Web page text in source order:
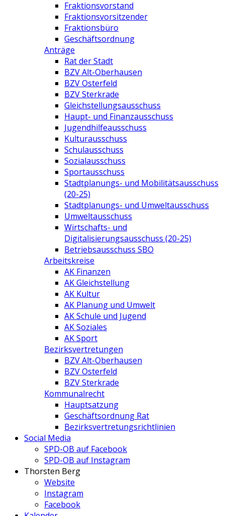
Fraktionsvorstand
Fraktionsvorsitzender
Fraktionsbüro
Geschäftsordnung
Anträge
Rat der Stadt
BZV Alt-Oberhausen
BZV Osterfeld
BZV Sterkrade
Gleichstellungsausschuss
Haupt- und Finanzausschuss
Jugendhilfeausschuss
Kulturausschuss
Schulausschuss
Sozialausschuss
Sportausschuss
Stadtplanungs- und Mobilitätsausschuss
(20-25)
Stadtplanungs- und Umweltausschuss
Umweltausschuss
Wirtschafts- und
Digitalisierungsausschuss (20-25)
Betriebsausschuss SBO
Arbeitskreise
AK Finanzen
AK Gleichstellung
AK Kultur
AK Planung und Umwelt
AK Schule und Jugend
AK Soziales
AK Sport
Bezirksvertretungen
BZV Alt-Oberhausen
BZV Osterfeld
BZV Sterkrade
Kommunalrecht
Hauptsatzung
Geschäftsordnung Rat
Bezirksvertretungs­richtlinien
Social Media
SPD-OB auf Facebook
SPD-OB auf Instagram
Thorsten Berg
Website
Instagram
Facebook